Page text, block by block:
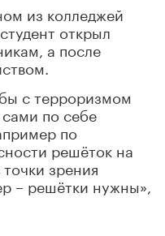
из колледжей
открыл
а после
с терроризмом
по себе
по
решёток на
зрения
– решётки нужны»,